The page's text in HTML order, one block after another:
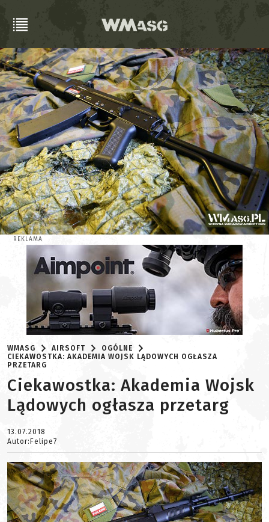
REKLAMA
WMASG AIRSOFT
OGÓLNE
CIEKAWOSTKA: AKADEMIA WOJSK LĄDOWYCH OGŁASZA
PRZETARG
Ciekawostka: Akademia Wojsk
Lądowych ogłasza przetarg
13.07.2018
Autor:Felipe7